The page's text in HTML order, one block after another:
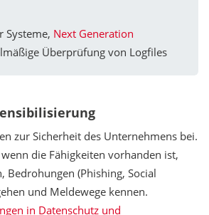
Systeme, Next Generation
Überprüfung von Logfiles
zur Sicherheit des Unternehmens bei.
die Fähigkeiten vorhanden ist,
Bedrohungen (Phishing, Social
und Meldewege kennen.
in Datenschutz und